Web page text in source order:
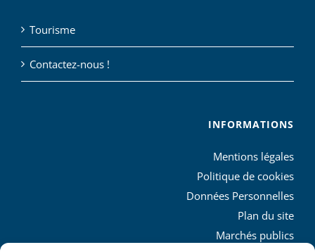
Tourisme
Contactez-nous !
INFORMATIONS
Mentions légales
Politique de cookies
Données Personnelles
Plan du site
Marchés publics